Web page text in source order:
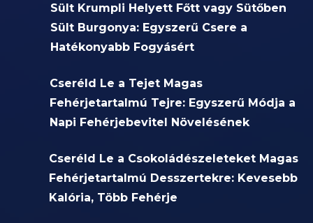
Sült Krumpli Helyett Főtt vagy Sütőben
Sült Burgonya: Egyszerű Csere a
Hatékonyabb Fogyásért
Cseréld Le a Tejet Magas
Fehérjetartalmú Tejre: Egyszerű Módja a
Napi Fehérjebevitel Növelésének
Cseréld Le a Csokoládészeleteket Magas
Fehérjetartalmú Desszertekre: Kevesebb
Kalória, Több Fehérje